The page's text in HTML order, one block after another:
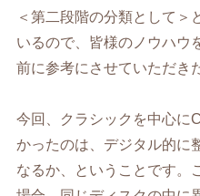
＜第二段階の分類として＞
いるので、皆様のノウハウ
前に参考にさせていただき
今回、クラシックを中心に
かったのは、デジタル的に
なるか、ということです。